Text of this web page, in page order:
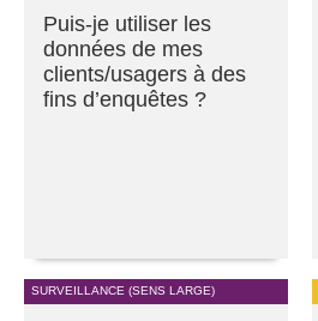
Puis-je utiliser les
données de mes
clients/usagers à des
fins d’enquêtes ?
SURVEILLANCE (SENS LARGE)